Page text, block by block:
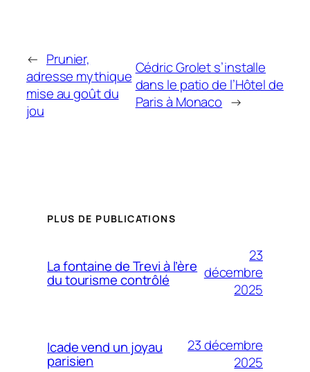
← Prunier,
adresse mythique
mise au goût du
jou
Cédric Grolet s’installe
dans le patio de l’Hôtel de
Paris à Monaco →
PLUS DE PUBLICATIONS
La fontaine de Trevi à l’ère
du tourisme contrôlé
23
décembre
2025
Icade vend un joyau
parisien
23 décembre
2025